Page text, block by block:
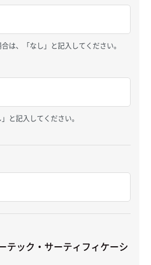
は、「なし」と記入してください。
と記入してください。
テック・サーティフィケーシ